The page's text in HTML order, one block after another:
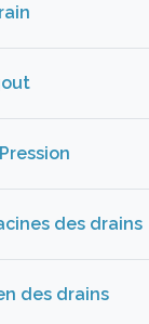
des drains
des drains